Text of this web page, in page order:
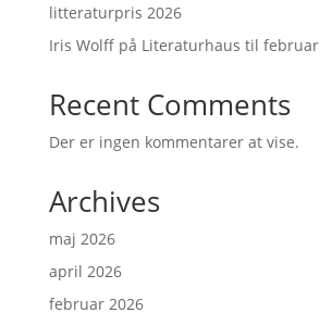
litteraturpris 2026
Iris Wolff på Literaturhaus til februar
Recent Comments
Der er ingen kommentarer at vise.
Archives
maj 2026
april 2026
februar 2026